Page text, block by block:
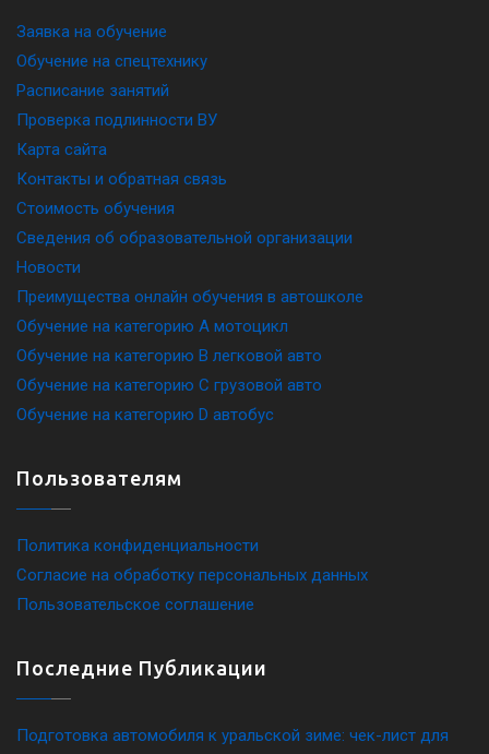
Заявка на обучение
Обучение на спецтехнику
Расписание занятий
Проверка подлинности ВУ
Карта сайта
Контакты и обратная связь
Стоимость обучения
Сведения об образовательной организации
Новости
Преимущества онлайн обучения в автошколе
Обучение на категорию A мотоцикл
Обучение на категорию B легковой авто
Обучение на категорию C грузовой авто
Обучение на категорию D автобус
Пользователям
Политика конфиденциальности
Согласие на обработку персональных данных
Пользовательское соглашение
Последние Публикации
Подготовка автомобиля к уральской зиме: чек-лист для